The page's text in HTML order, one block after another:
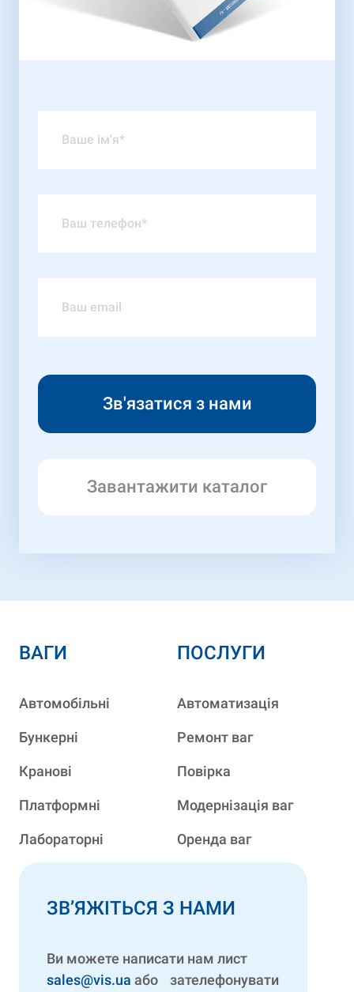
Завантажити каталог
ВАГИ
Автомобільні
Бункерні
Кранові
Платформні
Лабораторні
ПОСЛУГИ
Автоматизація
Ремонт ваг
Повірка
Модернізація ваг
Оренда ваг
ЗВ’ЯЖІТЬСЯ З НАМИ
Ви можете написати нам лист
sales@vis.ua або зателефонувати